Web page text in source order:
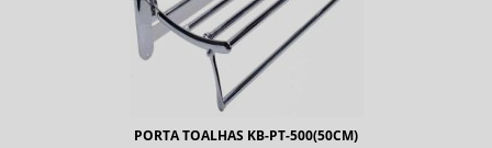
PORTA TOALHAS KB-PT-500(50CM)